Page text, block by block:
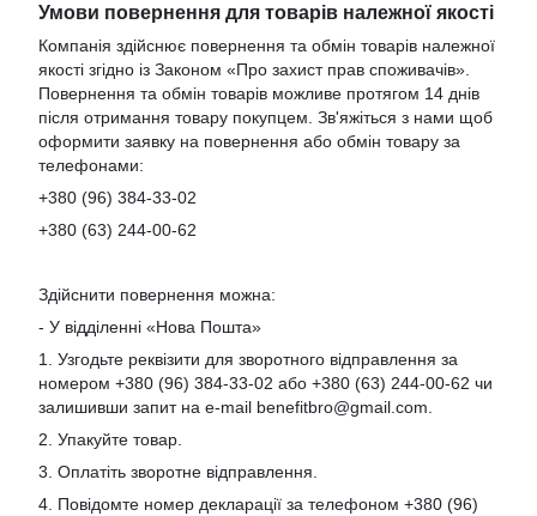
Умови повернення для товарів належної якості
Компанія здійснює повернення та обмін товарів належної
якості згідно із Законом «Про захист прав споживачів».
Повернення та обмін товарів можливе протягом 14 днів
після отримання товару покупцем. Зв'яжіться з нами щоб
оформити заявку на повернення або обмін товару за
телефонами:
+380 (96) 384-33-02
+380 (63) 244-00-62
Здійснити повернення можна:
- У відділенні «Нова Пошта»
1. Узгодьте реквізити для зворотного відправлення за
номером +380 (96) 384-33-02 або +380 (63) 244-00-62 чи
залишивши запит на e-mail benefitbro@gmail.com
2. Упакуйте товар.
3. Оплатіть зворотне відправлення.
4. Повідомте номер декларації за телефоном +380 (96)